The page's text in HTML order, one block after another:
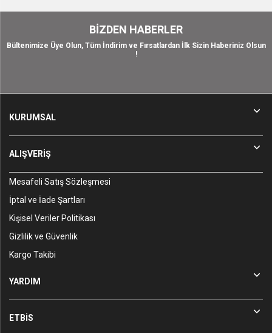
BIZDEN HABERLER
Bültenimize Üye Olun, Tüm İndirim ve Fırsatlardan İlk Sizin Haberiniz Olsun
!
KURUMSAL
ALIŞVERİŞ
Mesafeli Satış Sözleşmesi
İptal ve İade Şartları
Kişisel Veriler Politikası
Gizlilik ve Güvenlik
Kargo Takibi
YARDIM
ETBİS